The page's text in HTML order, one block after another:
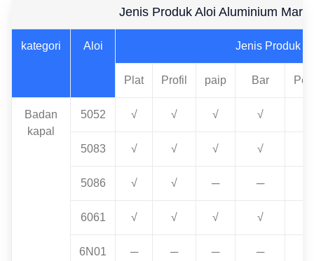
Jenis Produk Aloi Aluminium Marin
kategori Aloi Jenis Produk
Plat Profil paip Bar
Badan
kapal
5052 √ √ √ √
5083 √ √ √ √
5086 √ √ ─ ─
6061 √ √ √ √
6N01 ─ ─ ─ ─